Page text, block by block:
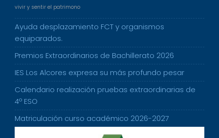
vivir y sentir el patrimono
Ayuda desplazamiento FCT y organismos
equiparados.
Premios Extraordinarios de Bachillerato 2026
IES Los Alcores expresa su más profundo pesar
Calendario realización pruebas extraordinarias de
4º ESO
Matriculación curso académico 2026-2027